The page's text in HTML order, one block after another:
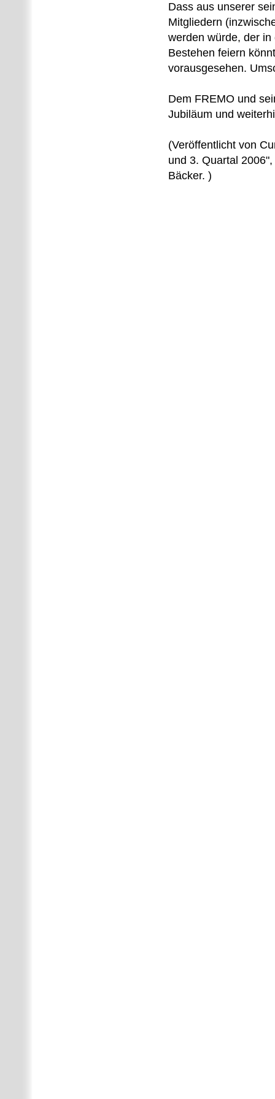
Dass aus unserer
Mitgliedern
werden würde, der
Bestehen feiern
vorausgesehen.
Dem FREMO und
Jubiläum und
(Veröffentlicht von
und 3. Quartal
Bäcker. )